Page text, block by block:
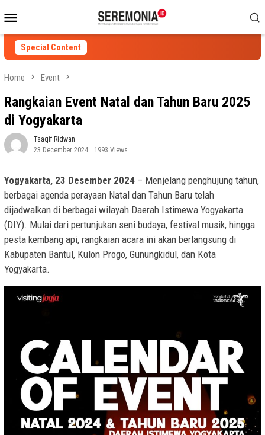
to
contentMenu
Special Content
Home Event
Rangkaian Event Natal dan Tahun Baru 2025
di Yogyakarta
Tsaqif Ridwan
23 December 2024
1993 Views
Yogyakarta, 23 Desember 2024 – Menjelang penghujung tahun,
berbagai agenda perayaan Natal dan Tahun Baru telah
dijadwalkan di berbagai wilayah Daerah Istimewa Yogyakarta
(DIY). Mulai dari pertunjukan seni budaya, festival musik, hingga
pesta kembang api, rangkaian acara ini akan berlangsung di
Kabupaten Bantul, Kulon Progo, Gunungkidul, dan Kota
Yogyakarta.